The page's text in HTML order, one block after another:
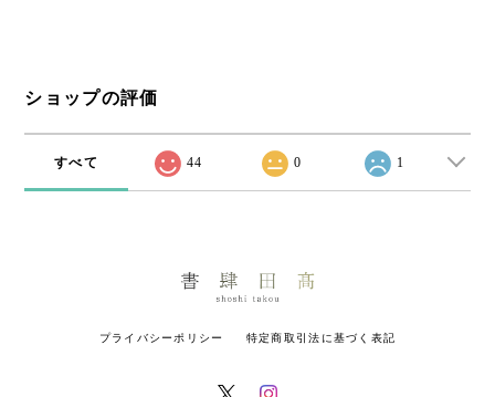
ショップの評価
すべて 44 0 1
プライバシーポリシー 特定商取引法に基づく表記